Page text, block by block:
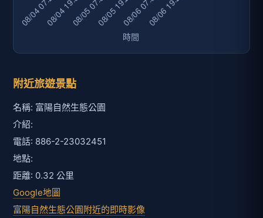
附近旅遊景點
名稱: 富陽自然生態公園
介紹:
電話: 886-2-23032451
地點:
距離: 0.32 公里
Google地圖
富陽自然生態公園附近的即時影像